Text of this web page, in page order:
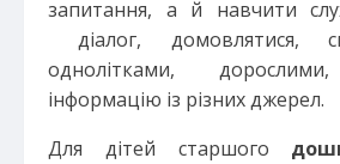
запитання, а й навчити
діалог, домовлятися,
однолітками,
інформацію із різних джерел.
Для дітей старшого